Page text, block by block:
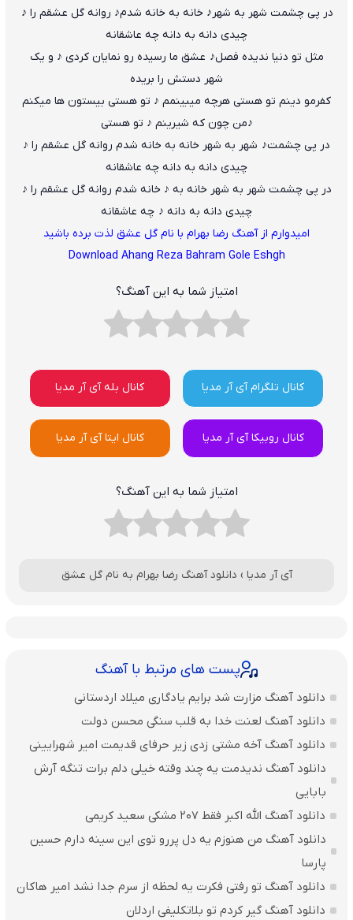
در پی چشمت شهر به شهر♪ خانه به خانه شدم♪ روانه گل عشقم را ♪
چیدی دانه به دانه چه عاشقانه
مثل تو دنیا ندیده فصل♪ عشق ما رسیده رو نمایان کردی ♪ و یک
شهر دستش را بریده
کفرمو دینم تو هستی هرچه میبینمم ♪ تو هستی بیستون ها میکنم
♪من چون که شیرینم ♪ تو هستی
در پی چشمت♪ شهر به شهر خانه به خانه شدم روانه گل عشقم را ♪
چیدی دانه به دانه چه عاشقانه
در پی چشمت شهر به شهر خانه به ♪ خانه شدم روانه گل عشقم را ♪
چیدی دانه به دانه ♪ چه عاشقانه
امیدوارم از آهنگ رضا بهرام با نام گل عشق لذت برده باشید
Download Ahang Reza Bahram Gole Eshgh
امتیاز شما به این آهنگ؟
کانال تلگرام آی آر مدیا کانال بله آی آر مدیا
کانال روبیکا آی آر مدیا کانال ایتا آی آر مدیا
امتیاز شما به این آهنگ؟
آی آر مدیا › دانلود آهنگ رضا بهرام به نام گل عشق
پست های مرتبط با آهنگ
دانلود آهنگ مزارت شد برایم یادگاری میلاد اردستانی
دانلود آهنگ لعنت خدا به قلب سنگی محسن دولت
دانلود آهنگ آخه مشتی زدی زیر حرفای قدیمت امیر شهرایینی
دانلود آهنگ ندیدمت یه چند وقته خیلی دلم برات تنگه آرش
بابایی
دانلود آهنگ الله اکبر فقط 207 مشکی سعید کریمی
دانلود آهنگ من هنوزم یه دل پررو توی این سینه دارم حسین
پارسا
دانلود آهنگ تو رفتی فکرت یه لحظه از سرم جدا نشد امیر هاکان
دانلود آهنگ گیر کردم تو بلاتکلیفی اردلان